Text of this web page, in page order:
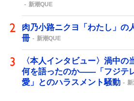
新潮QUE
肉乃小路ニクヨ「わたし」の
冊
新潮QUE
〈本人インタビュー〉渦中
何を語ったのか――「フジテ
愛」とのハラスメント騒動